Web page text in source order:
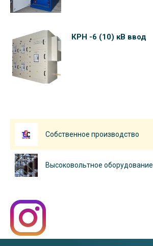
КРН -6 (10) кВ ввод
Собственное производство
Высоковольтное оборудование